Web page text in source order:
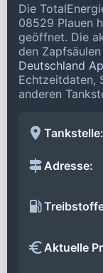
Die
08529 Plauen
geöffnet. Die
den
Deutschland
Echtzeitdaten,
anderen
Tankstelle:
Adresse:
Aktuelle